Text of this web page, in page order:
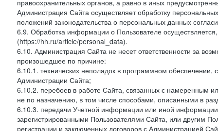
правоохранительных органов, а равно в иных
Администрация Сайта осуществляет обработку
положений законодательства о персональных данных
6.9. Обработка информации о Пользователе
(https://hh.ru/article/personal_data).
6.10. Администрация Сайта не несет ответственности за
произошедшее по причине:
6.10.1. технических неполадок в программном
Администрации Сайта;
6.10.2. перебоев в работе Сайта, связанных с намеренным
не по назначению, в том числе способами, описанными в
6.10.3. передачи Учетной информации или иной
зарегистрированными Пользователями Сайта, или другим
регистрации и заключенных договоров с Администрацией